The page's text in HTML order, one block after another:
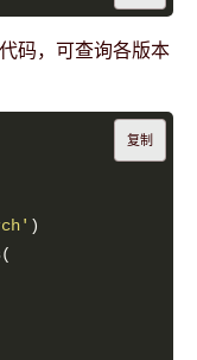
码，可查询各版本
复制